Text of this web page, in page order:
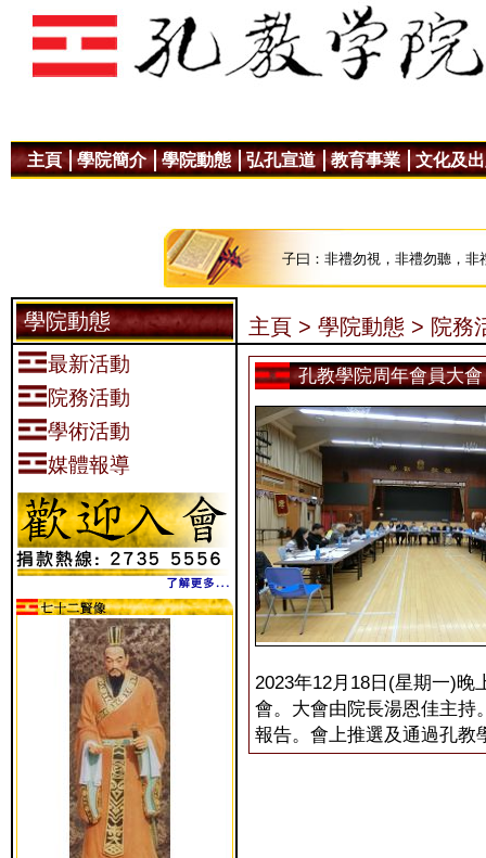
主頁 學院簡介 學院動態 弘孔宣道 教育事業 文化及
子曰：非禮勿視，非禮勿聽，非
學院動態
最新活動
院務活動
學術活動
媒體報導
主頁 > 學院動態 > 院務
孔教學院周年會員大會
2023年12月18日(星期一)
會。大會由院長湯恩佳主持
報告。會上推選及通過孔教